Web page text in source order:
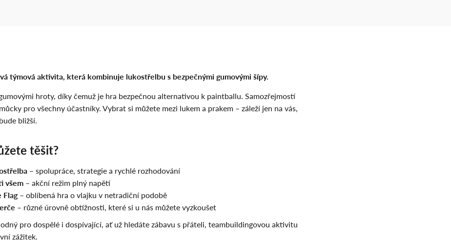
týmová aktivita, která kombinuje lukostřelbu s bezpečnými gumovými šípy.
hroty, díky čemuž je hra bezpečnou alternativou k paintballu. Samozřejmostí
pro všechny účastníky. Vybrat si můžete mezi lukem a prakem – záleží jen na vás,
bližší.
těšit?
– spolupráce, strategie a rychlé rozhodování
všem – akční režim plný napětí
Flag– oblíbená hra o vlajku v netradiční podobě
– různé úrovně obtížnosti, které si u nás můžete vyzkoušet
pro dospělé i dospívající, ať už hledáte zábavu s přáteli, teambuildingovou aktivitu
zážitek.